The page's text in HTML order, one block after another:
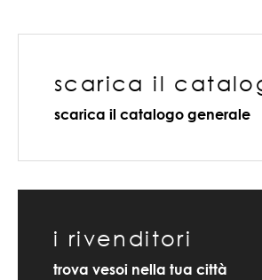
scarica il
scarica il catalogo generale
i rivenditori
trova vesoi nella tua città